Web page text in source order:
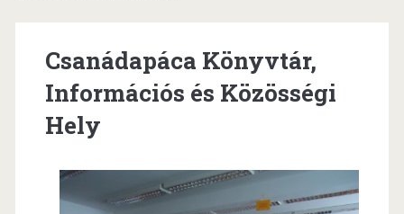
Csanádapáca Könyvtár,
Információs és Közösségi
Hely